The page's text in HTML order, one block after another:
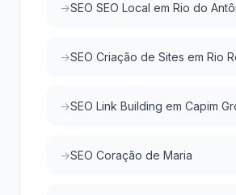
SEO SEO Local em Rio do
SEO Criação de Sites em Rio
SEO Link Building em Capim
SEO Coração de Maria